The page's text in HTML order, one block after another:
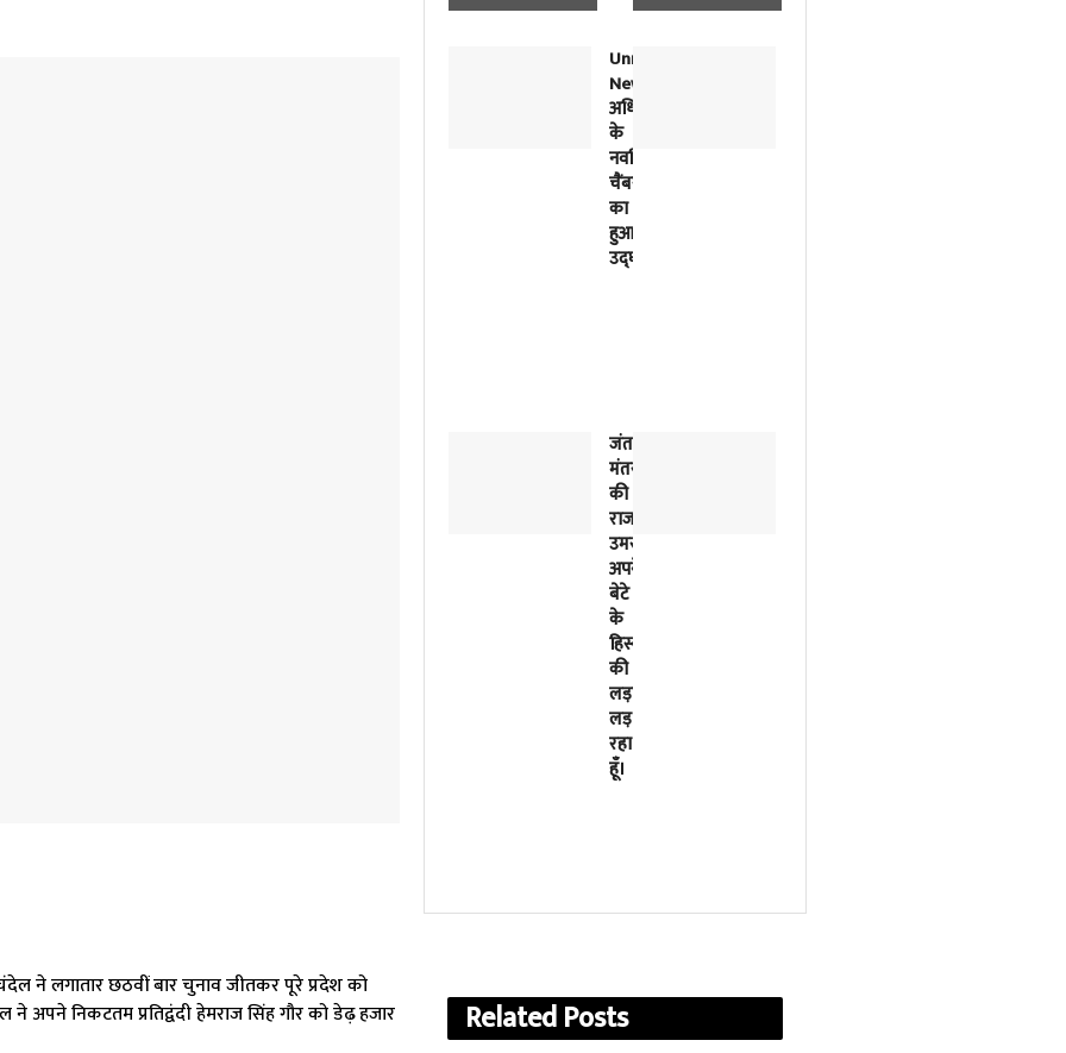
ने लगातार छठवीं बार चुनाव जीतकर पूरे प्रदेश को
अपने निकटतम प्रतिद्वंदी हेमराज सिंह गौर को डेढ़ हजार
Unnao
News:
अधिवक्ताओं
के
नवर्निमित
चैंबरों
का
हुआ
उद्घाटन
जंतर-
मंतर
की
राजनीतिक
उमस…..मैं
अपने
बेटे
के
हिस्से
की
लड़ाई
लड़
रहा
हूँ।
RelatedPosts